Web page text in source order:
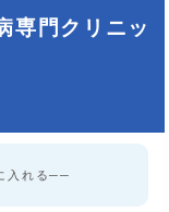
専門クリニッ
入れる──